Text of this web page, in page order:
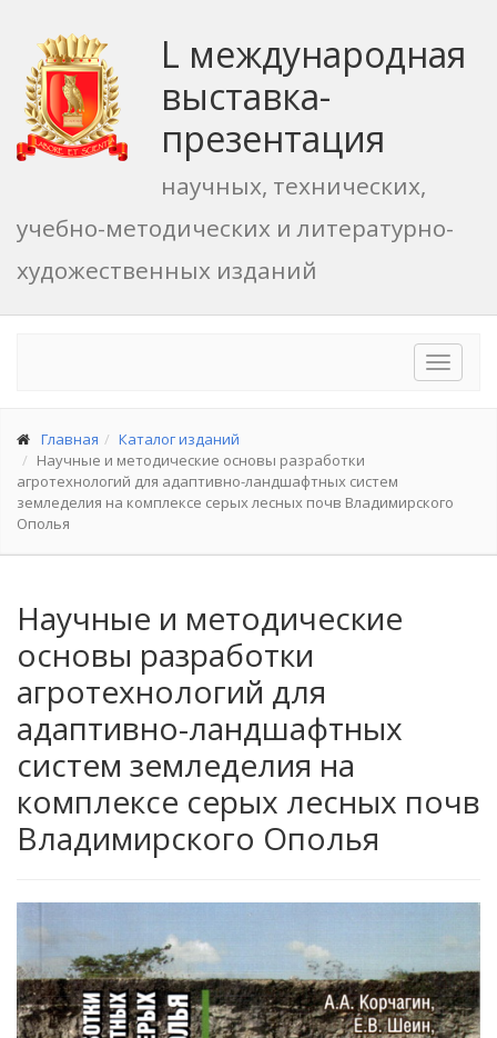
L международная
выставка-
презентация
научных, технических,
учебно-методических и литературно-
художественных изданий
Toggle
Главная
Каталог изданий
Научные и методические основы разработки
агротехнологий для адаптивно-ландшафтных систем
земледелия на комплексе серых лесных почв Владимирского
Ополья
Научные и методические
основы разработки
агротехнологий для
адаптивно-ландшафтных
систем земледелия на
комплексе серых лесных почв
Владимирского Ополья